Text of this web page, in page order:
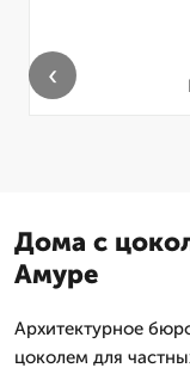
‹
Дома с
Амуре
Архитектурное
цоколем для